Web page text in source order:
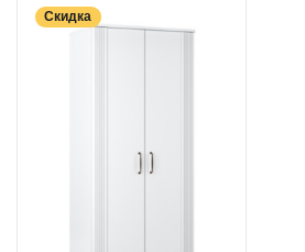
Скидка